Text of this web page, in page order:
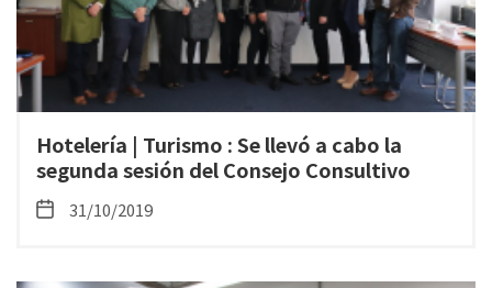
Hotelería | Turismo : Se llevó a cabo la
segunda sesión del Consejo Consultivo
31/10/2019